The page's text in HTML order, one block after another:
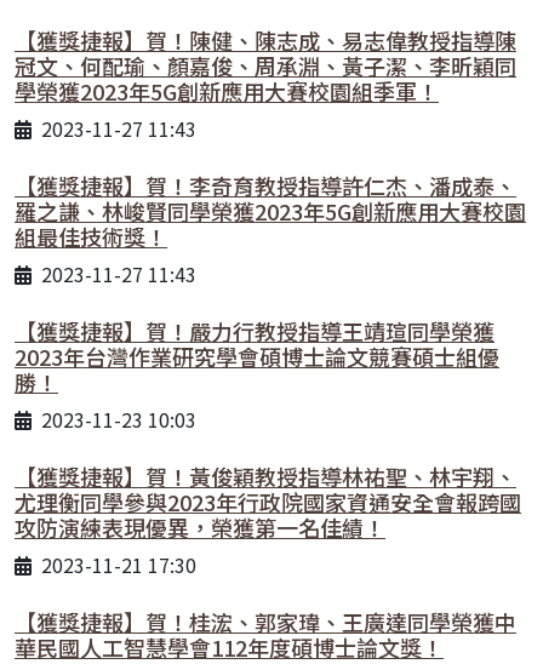
【獲獎捷報】賀！陳健、陳志成、易志偉教授指導陳
冠文、何配瑜、顏嘉俊、周承淵、黃子潔、李昕穎同
學榮獲2023年5G創新應用大賽校園組季軍！
2023-11-27 11:43
【獲獎捷報】賀！李奇育教授指導許仁杰、潘成泰、
羅之謙、林峻賢同學榮獲2023年5G創新應用大賽校園
組最佳技術獎！
2023-11-27 11:43
【獲獎捷報】賀！嚴力行教授指導王靖瑄同學榮獲
2023年台灣作業研究學會碩博士論文競賽碩士組優
勝！
2023-11-23 10:03
【獲獎捷報】賀！黃俊穎教授指導林祐聖、林宇翔、
尤理衡同學參與2023年行政院國家資通安全會報跨國
攻防演練表現優異，榮獲第一名佳績！
2023-11-21 17:30
【獲獎捷報】賀！桂浤、郭家瑋、王廣達同學榮獲中
華民國人工智慧學會112年度碩博士論文獎！